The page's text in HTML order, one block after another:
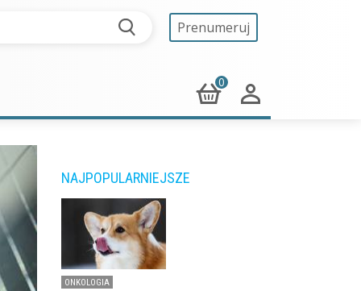
Prenumeruj
0
NAJPOPULARNIEJSZE
ONKOLOGIA